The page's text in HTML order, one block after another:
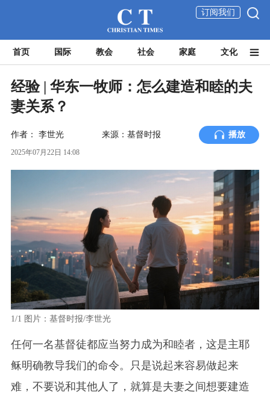
订阅我们
首页 国际 教会 社会 家庭 文化
经验 | 华东一牧师：怎么建造和睦的夫
妻关系？
作者： 李世光 来源：基督时报 播放
2025年07月22日 14:08
1/1 图片：基督时报/李世光
任何一名基督徒都应当努力成为和睦者，这是主耶
稣明确教导我们的命令。只是说起来容易做起来
难，不要说和其他人了，就算是夫妻之间想要建造